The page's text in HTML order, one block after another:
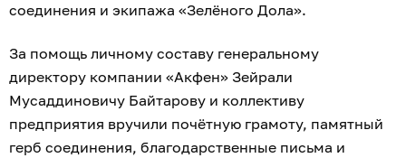
соединения и экипажа «Зелёного Дола».
За помощь личному составу генеральному
директору компании «Акфен» Зейрали
Мусаддиновичу Байтарову и коллективу
предприятия вручили почётную грамоту, памятный
герб соединения, благодарственные письма и